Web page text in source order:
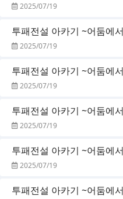
2025/07/19
투패전설 아카기 ~어둠에
2025/07/19
투패전설 아카기 ~어둠에
2025/07/19
투패전설 아카기 ~어둠에
2025/07/19
투패전설 아카기 ~어둠에
2025/07/19
투패전설 아카기 ~어둠에